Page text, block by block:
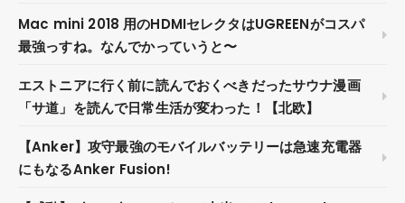
Mac mini 2018 用のHDMIセレクタはUGREENがコスパ
最強っすね。なんでかっていうと〜
エストニアに行く前に読んでおくべきだったサウナ漫画
「サ道」を読んで日常生活が変わった！【北欧】
【Anker】攻守最強のモバイルバッテリーは急速充電器
にもなるAnker Fusion!